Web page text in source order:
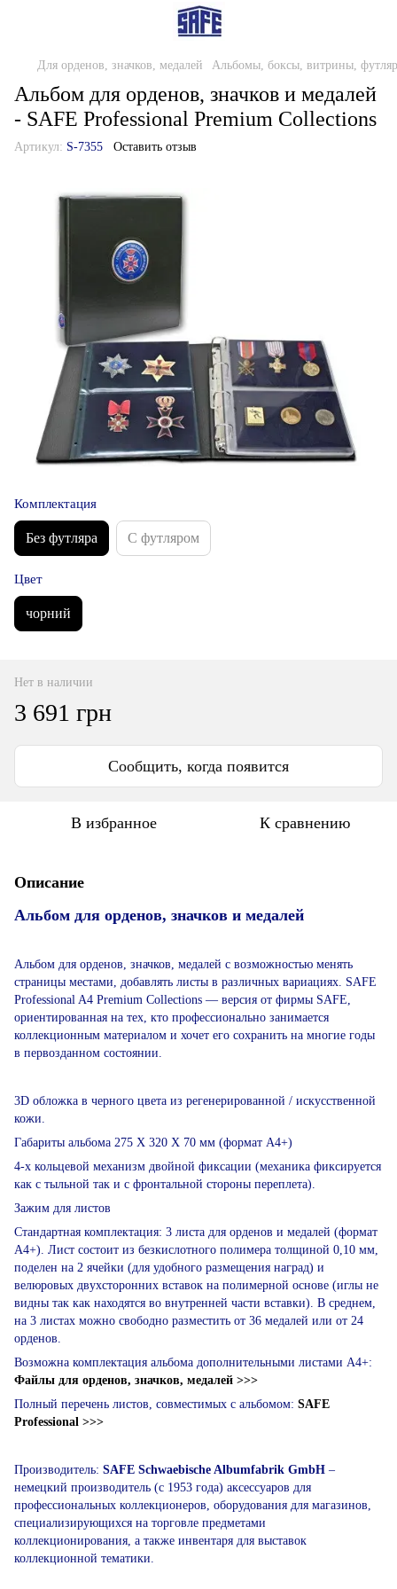
Для орденов, значков, медалей Альбомы, боксы, витрины,
Альбом для орденов, значков и медалей
- SAFE Professional Premium Collections
Артикул: S-7355 Оставить отзыв
Комплектация
Без футляра С футляром
Цвет
чорний
Нет в наличии
3 691 грн
Сообщить, когда появится
В избранное К сравнению
Описание
Альбом для орденов, значков и медалей
Альбом для орденов, значков, медалей с возможностью менять
страницы местами, добавлять листы в различных вариациях. SAFE
Professional A4 Premium Collections ― версия от фирмы SAFE,
ориентированная на тех, кто профессионально занимается
коллекционным материалом и хочет его сохранить на многие годы
в первозданном состоянии.
3D обложка в черного цвета из регенерированной / искусственной
кожи.
Габариты альбома 275 Х 320 Х 70 мм (формат А4+)
4-х кольцевой механизм двойной фиксации (механика фиксируется
как с тыльной так и с фронтальной стороны переплета).
Зажим для листов
Стандартная комплектация: 3 листа для орденов и медалей (формат
А4+). Лист состоит из безкислотного полимера толщиной 0,10 мм,
поделен на 2 ячейки (для удобного размещения наград) и
велюровых двухсторонних вставок на полимерной основе (иглы не
видны так как находятся во внутренней части вставки). В среднем,
на 3 листах можно свободно разместить от 36 медалей или от 24
орденов.
Возможна комплектация альбома дополнительными листами А4+:
Файлы для орденов, значков, медалей >>>
Полный перечень листов, совместимых с альбомом: SAFE
Professional >>>
Производитель: SAFE Schwaebische Albumfabrik GmbH –
немецкий производитель (с 1953 года) аксессуаров для
профессиональных коллекционеров, оборудования для магазинов,
специализирующихся на торговле предметами
коллекционирования, а также инвентаря для выставок
коллекционной тематики.